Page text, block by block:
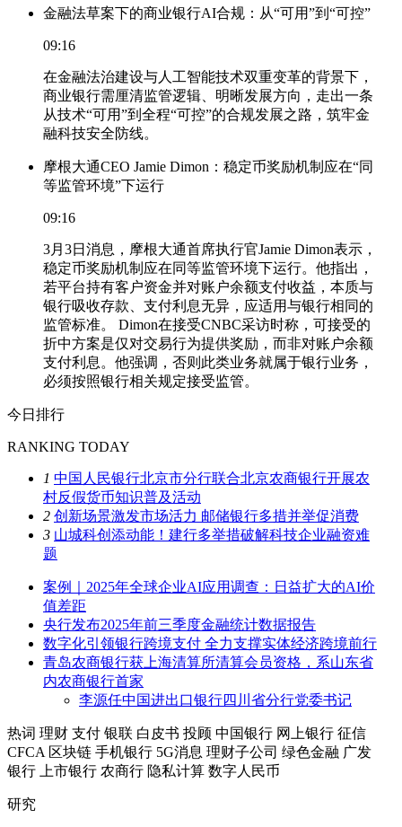
金融法草案下的商业银行AI合规：从“可用”到“可控”
09:16
在金融法治建设与人工智能技术双重变革的背景下，
商业银行需厘清监管逻辑、明晰发展方向，走出一条
从技术“可用”到全程“可控”的合规发展之路，筑牢金
融科技安全防线。
摩根大通CEO Jamie Dimon：稳定币奖励机制应在“同
等监管环境”下运行
09:16
3月3日消息，摩根大通首席执行官Jamie Dimon表示，
稳定币奖励机制应在同等监管环境下运行。他指出，
若平台持有客户资金并对账户余额支付收益，本质与
银行吸收存款、支付利息无异，应适用与银行相同的
监管标准。 Dimon在接受CNBC采访时称，可接受的
折中方案是仅对交易行为提供奖励，而非对账户余额
支付利息。他强调，否则此类业务就属于银行业务，
必须按照银行相关规定接受监管。
今日排行
RANKING TODAY
1 中国人民银行北京市分行联合北京农商银行开展农
村反假货币知识普及活动
2 创新场景激发市场活力 邮储银行多措并举促消费
3 山城科创添动能！建行多举措破解科技企业融资难
题
案例｜2025年全球企业AI应用调查：日益扩大的AI价
值差距
央行发布2025年前三季度金融统计数据报告
数字化引领银行跨境支付 全力支撑实体经济跨境前行
青岛农商银行获上海清算所清算会员资格，系山东省
内农商银行首家
李源任中国进出口银行四川省分行党委书记
热词 理财 支付 银联 白皮书 投顾 中国银行 网上银行 征信
CFCA 区块链 手机银行 5G消息 理财子公司 绿色金融 广发
银行
上市银行 农商行 隐私计算 数字人民币
研究